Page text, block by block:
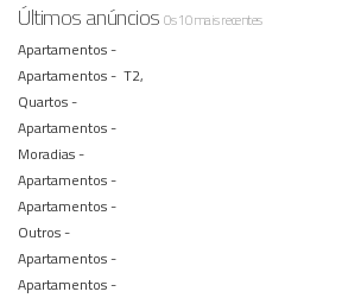
Últimos anúnciosOs 10 mais recentes
Apartamentos -
Apartamentos - T2,
Quartos -
Apartamentos -
Moradias -
Apartamentos -
Apartamentos -
Outros -
Apartamentos -
Apartamentos -